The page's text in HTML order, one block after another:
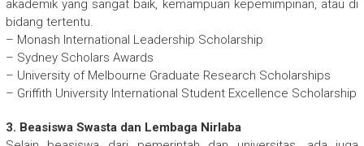
akademik yang sangat baik, kemampuan kepemimpinan, atau di
bidang tertentu.
– Monash International Leadership Scholarship
– Sydney Scholars Awards
– University of Melbourne Graduate Research Scholarships
– Griffith University International Student Excellence Scholarship
3. Beasiswa Swasta dan Lembaga Nirlaba